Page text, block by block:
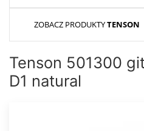
ZOBACZ PRODUKTYTENSON
Tenson 501300
D1 natural